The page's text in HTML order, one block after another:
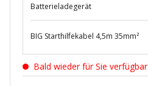
Batterieladegerät
BIG Starthilfekabel 4,5m 35mm²
Bald wieder für Sie verfügbar